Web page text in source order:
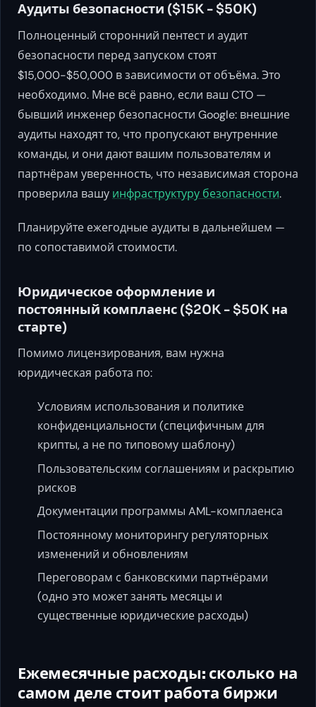
Аудиты безопасности ($15K - $50K)
Полноценный сторонний пентест и аудит
безопасности перед запуском стоят
$15,000-$50,000 в зависимости от объёма. Это
необходимо. Мне всё равно, если ваш CTO —
бывший инженер безопасности Google: внешние
аудиты находят то, что пропускают внутренние
команды, и они дают вашим пользователям и
партнёрам уверенность, что независимая сторона
проверила вашу инфраструктуру безопасности.
Планируйте ежегодные аудиты в дальнейшем —
по сопоставимой стоимости.
Юридическое оформление и
постоянный комплаенс ($20K - $50K на
старте)
Помимо лицензирования, вам нужна
юридическая работа по:
Условиям использования и политике
конфиденциальности (специфичным для
крипты, а не по типовому шаблону)
Пользовательским соглашениям и раскрытию
рисков
Документации программы AML-комплаенса
Постоянному мониторингу регуляторных
изменений и обновлениям
Переговорам с банковскими партнёрами
(одно это может занять месяцы и
существенные юридические расходы)
Ежемесячные расходы: сколько на
самом деле стоит работа биржи